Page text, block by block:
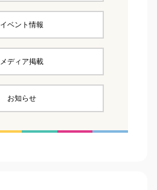
イベント情報
メディア掲載
お知らせ